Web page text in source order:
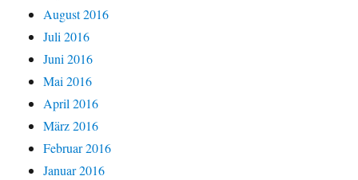
August 2016
Juli 2016
Juni 2016
Mai 2016
April 2016
März 2016
Februar 2016
Januar 2016